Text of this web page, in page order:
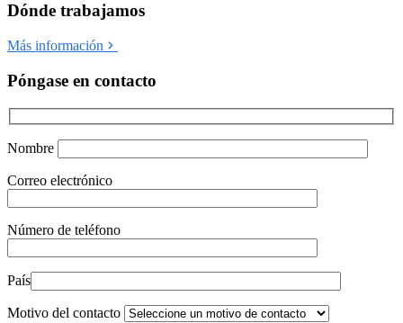
Dónde trabajamos
Más información
Póngase en contacto
Nombre
Correo electrónico
Número de teléfono
País
Motivo del contacto